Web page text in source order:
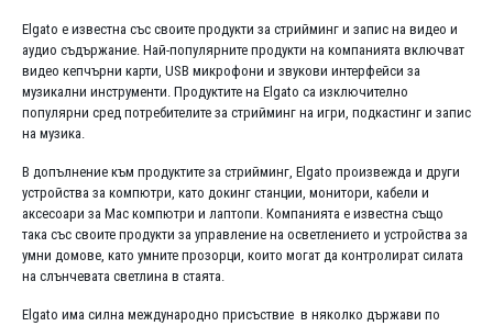
Elgato е известна със своите продукти за стрийминг и запис на видео и
аудио съдържание. Най-популярните продукти на компанията включват
видео кепчърни карти, USB микрофони и звукови интерфейси за
музикални инструменти. Продуктите на Elgato са изключително
популярни сред потребителите за стрийминг на игри, подкастинг и запис
на музика.
В допълнение към продуктите за стрийминг, Elgato произвежда и други
устройства за компютри, като докинг станции, монитори, кабели и
аксесоари за Mac компютри и лаптопи. Компанията е известна също
така със своите продукти за управление на осветлението и устройства за
умни домове, като умните прозорци, които могат да контролират силата
на слънчевата светлина в стаята.
Elgato има силна международно присъствие в няколко държави по